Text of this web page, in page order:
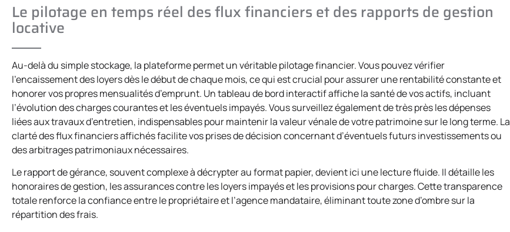
Le pilotage en temps réel des flux financiers et des rapports de gestion
locative
Au-delà du simple stockage, la plateforme permet un véritable pilotage financier. Vous pouvez vérifier
l’encaissement des loyers dès le début de chaque mois, ce qui est crucial pour assurer une rentabilité constante et
honorer vos propres mensualités d’emprunt. Un tableau de bord interactif affiche la santé de vos actifs, incluant
l’évolution des charges courantes et les éventuels impayés. Vous surveillez également de très près les dépenses
liées aux travaux d’entretien, indispensables pour maintenir la valeur vénale de votre patrimoine sur le long terme. La
clarté des flux financiers affichés facilite vos prises de décision concernant d’éventuels futurs investissements ou
des arbitrages patrimoniaux nécessaires.
Le rapport de gérance, souvent complexe à décrypter au format papier, devient ici une lecture fluide. Il détaille les
honoraires de gestion, les assurances contre les loyers impayés et les provisions pour charges. Cette transparence
totale renforce la confiance entre le propriétaire et l’agence mandataire, éliminant toute zone d’ombre sur la
répartition des frais.